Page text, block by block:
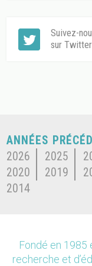
Suivez-
sur
ANNÉES
2026
2025
2020
2019
2014
Fondé en 1985
recherche et